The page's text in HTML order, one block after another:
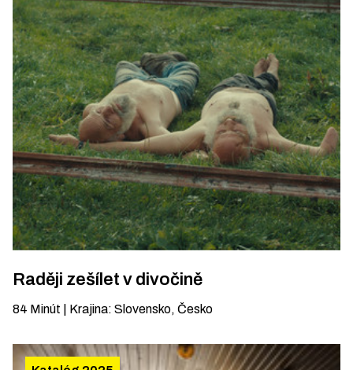
Raději zešílet v divočině
84 Minút Krajina: Slovensko, Česko